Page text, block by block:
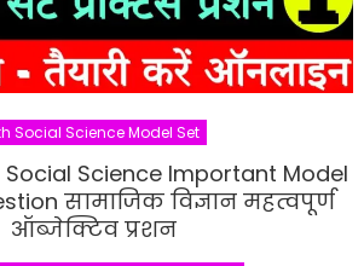
Social Science Model Set
Social Science Important Model
सामाजिक विज्ञान महत्वपूर्ण
ऑब्जेक्टिव प्रशन